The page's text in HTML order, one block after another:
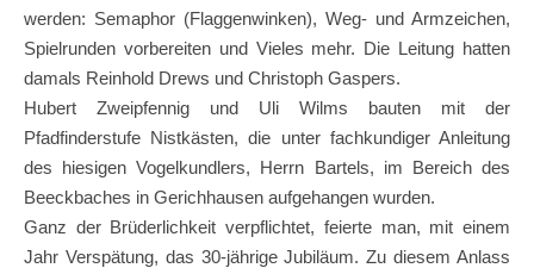
werden: Semaphor (Flaggenwinken), Weg- und Armzeichen,
Spielrunden vorbereiten und Vieles mehr. Die Leitung hatten
damals Reinhold Drews und Christoph Gaspers.
Hubert Zweipfennig und Uli Wilms bauten mit der
Pfadfinderstufe Nistkästen, die unter fachkundiger Anleitung
des hiesigen Vogelkundlers, Herrn Bartels, im Bereich des
Beeckbaches in Gerichhausen aufgehangen wurden.
Ganz der Brüderlichkeit verpflichtet, feierte man, mit einem
Jahr Verspätung, das 30-jährige Jubiläum. Zu diesem Anlass